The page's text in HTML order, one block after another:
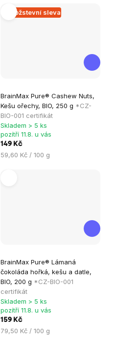
hvězdiček.
Množstevní sleva
BrainMax Pure® Cashew Nuts,
Kešu ořechy, BIO, 250 g *CZ-
BIO-001 certifikát
hodnocení
produktu
je
5,0
z
5
Skladem > 5 ks
pozítří 11.8. u vás
149 Kč
Měrná
59,60 Kč / 100 g
BrainMax Pure® Lámaná
čokoláda hořká, kešu a datle,
BIO, 200 g *CZ-BIO-001
certifikát
Skladem > 5 ks
pozítří 11.8. u vás
159 Kč
Měrná
79,50 Kč / 100 g